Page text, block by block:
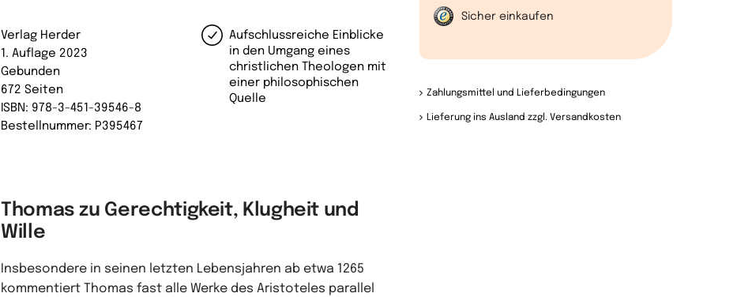
Sicher einkaufen
Zahlungsmittel und Lieferbedingungen
Lieferung ins Ausland zzgl. Versandkosten
Aufschlussreiche Einblicke
in den Umgang eines
christlichen Theologen mit
einer philosophischen
Quelle
Verlag Herder
1. Auflage 2023
Gebunden
672 Seiten
ISBN: 978-3-451-39546-8
Bestellnummer: P395467
Thomas zu Gerechtigkeit, Klugheit und
Wille
Insbesondere in seinen letzten Lebensjahren ab etwa 1265
kommentiert Thomas fast alle Werke des Aristoteles parallel